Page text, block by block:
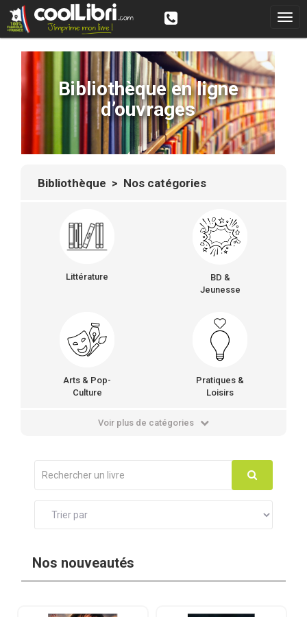
Bibliothèque en ligne
d’ouvrages
Bibliothèque > Nos catégories
Littérature
BD &
Jeunesse
Arts & Pop-
Culture
Pratiques &
Loisirs
Voir plus de catégories
Nos nouveautés